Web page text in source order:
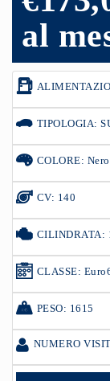
al
TIPOLOGIA:
COLORE: Nero
CV: 140
CILINDRATA:
CLASSE:
PESO: 1615
NUMERO